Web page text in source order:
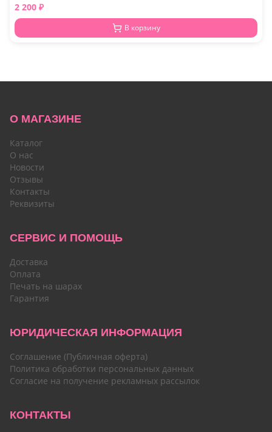
2 200 ₽
В корзину
О МАГАЗИНЕ
Каталог
О нас
Новости
Отзывы
Контакты
Реквизиты
СЕРВИС И ПОМОЩЬ
Доставка
Оплата
Печать на шарах
Гарантия
ЮРИДИЧЕСКАЯ ИНФОРМАЦИЯ
Соглашение (Публичная оферта)
Политика обработки персональных данных
Согласие на получение рекламных рассылок
КОНТАКТЫ